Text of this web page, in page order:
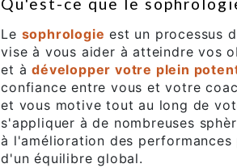
Qu'est-ce que le
Le sophrologie est un processus
vise à vous aider à atteindre vos
et àdévelopper votre plein
confiance entre vous et votre
et vous motive tout au long de
s'appliquer à de nombreuses
à l'amélioration des
d'un équilibre global.